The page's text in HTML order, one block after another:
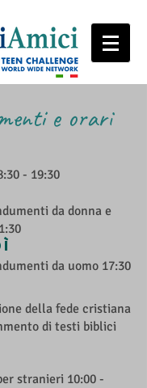
e orari
- 19:30
da donna e
da uomo 17:30
della fede cristiana
di testi biblici
stranieri 10:00 -